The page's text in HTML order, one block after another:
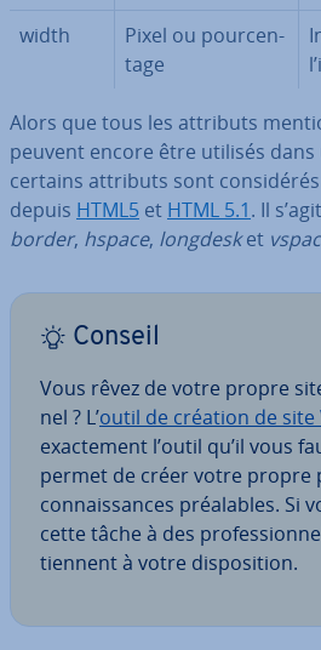
width
Pixel ou pour­cen­
tage
Alors que tous les attributs
peuvent encore être utilisés dans
certains attributs sont
depuis HTML5 et HTML 5.1. Il
border, hspace, longdesket
Conseil
Vous rêvez de votre propre
nel ? L’outil de création de site
exac­te­ment l’outil qu’il vous
permet de créer votre propre
con­nais­sances préa­lables. Si
cette tâche à des
tiennent à votre dis­po­si­tion.